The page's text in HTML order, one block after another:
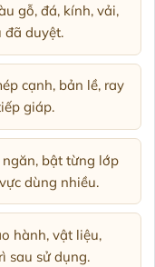
gỗ, đá, kính, vải,
đã duyệt.
cạnh, bản lề, ray
giáp.
ngăn, bật từng lớp
dùng nhiều.
hành, vật liệu,
sau sử dụng.